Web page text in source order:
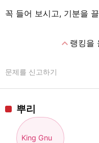
꼭 들어 보시고, 기분을
expand_less랭킹을
문제를 신고하기
뿌리
King Gnu